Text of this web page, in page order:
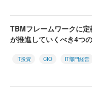
TBMフレームワークに
が推進していくべき4つ
IT投資 CIO IT部門経営